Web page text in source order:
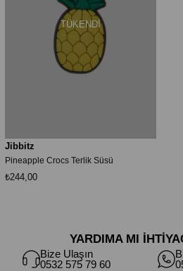
TÜKENDI
Jibbitz
Pineapple Crocs Terlik Süsü
₺244,00
YARDIMA MI
Bize Ulaşın
0532 575 79 60